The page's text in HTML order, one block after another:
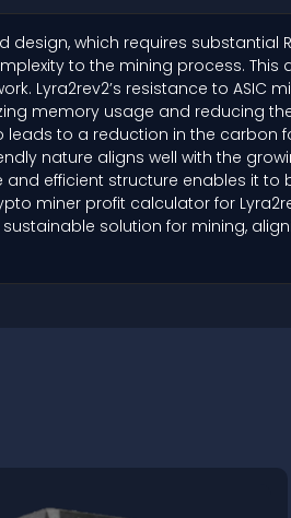
which requires substantial
to the mining process.
Lyra2rev2’s resistance to ASIC
memory usage and reducing
leads to a reduction in the carbon
nature aligns well with the
efficient structure enables it
miner profit calculator for
solution for mining,